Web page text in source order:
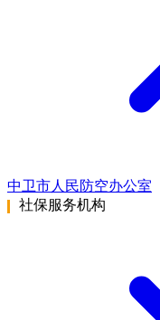
中卫市人民防空办公室
社保服务机构